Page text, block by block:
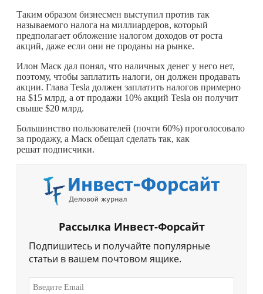
Таким образом бизнесмен выступил против так
называемого налога на миллиардеров, который
предполагает обложение налогом доходов от роста
акций, даже если они не проданы на рынке.
Илон Маск дал понял, что наличных денег у него нет,
поэтому, чтобы заплатить налоги, он должен продавать
акции. Глава Tesla должен заплатить налогов примерно
на $15 млрд, а от продажи 10% акций Tesla он получит
свыше $20 млрд.
Большинство пользователей (почти 60%) проголосовало
за продажу, а Маск обещал сделать так, как
решат подписчики.
Рассылка Инвест-Форсайт
Подпишитесь и получайте популярные
статьи в вашем почтовом ящике.